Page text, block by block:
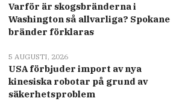
Varför är skogsbränderna i
Washington så allvarliga? Spokane
bränder förklaras
5 AUGUSTI, 2026
USA förbjuder import av nya
kinesiska robotar på grund av
säkerhetsproblem